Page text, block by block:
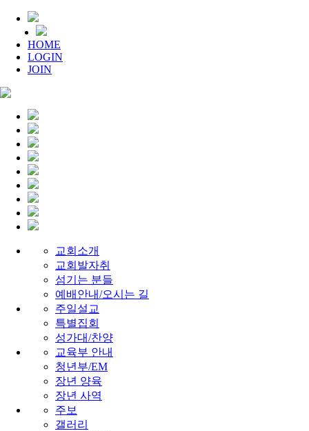
HOME
LOGIN
JOIN
교회소개
교회발자취
섬기는 분들
예배안내/오시는 길
주일설교
특별집회
성가대/찬양
교육부 안내
청년부/EM
장년 양육
장년 사역
주보
갤러리